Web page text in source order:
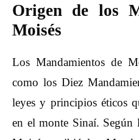
Origen de los
Moisés
Los Mandamientos de
como los Diez
leyes y principios éticos
en el monte Sinaí. Según